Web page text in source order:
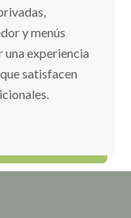
y menús
experiencia
satisfacen